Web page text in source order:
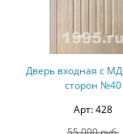
Дверь входная с
сторон №40
Арт: 428